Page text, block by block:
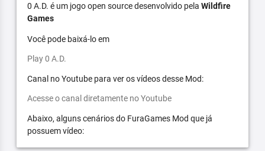
0 A.D. é um jogo open source desenvolvido pela Wildfire
Games
Você pode baixá-lo em
Play 0 A.D.
Canal no Youtube para ver os vídeos desse Mod:
Acesse o canal diretamente no Youtube
Abaixo, alguns cenários do FuraGames Mod que já
possuem vídeo: